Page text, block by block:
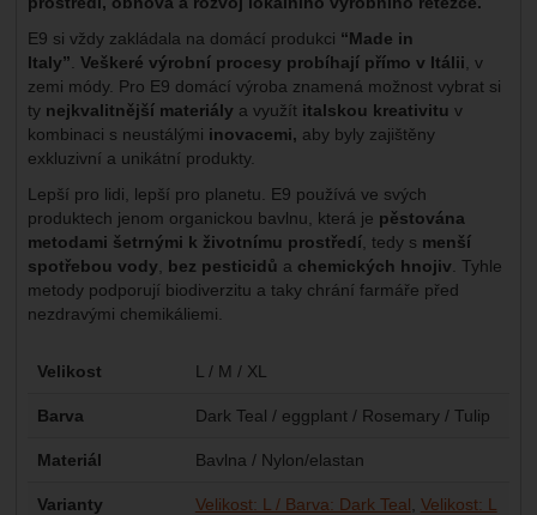
E9 si vždy zakládala na domácí produkci “Made in
Italy” Veškeré výrobní procesy probíhají přímo v Itálii , v
zemi módy. Pro E9 domácí výroba znamená možnost vybrat si
ty nejkvalitnější materiály a využít italskou kreativitu v
kombinaci s neustálými inovacemi, aby byly zajištěny
exkluzivní a unikátní produkty.
Lepší pro lidi, lepší pro planetu. E9 používá ve svých
produktech jenom organickou bavlnu, která je pěstována
metodami šetrnými k životnímu prostředí, tedy s menší
spotřebou vody
bez pesticidů a chemických hnojiv . Tyhle
metody podporují biodiverzitu a taky chrání farmáře před
nezdravými chemikáliemi.
Parametry
Velikost L / M / XL
Barva Dark Teal / eggplant / Rosemary / Tulip
Materiál Bavlna / Nylon/elastan
Varianty Velikost: L / Barva: Dark Teal Velikost: L